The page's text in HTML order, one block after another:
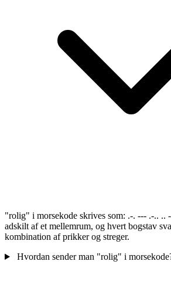
"rolig" i morsekode skrives som: .-. --- .-.. ..
adskilt af et mellemrum, og hvert bogstav
kombination af prikker og streger.
Hvordan sender man "rolig" i